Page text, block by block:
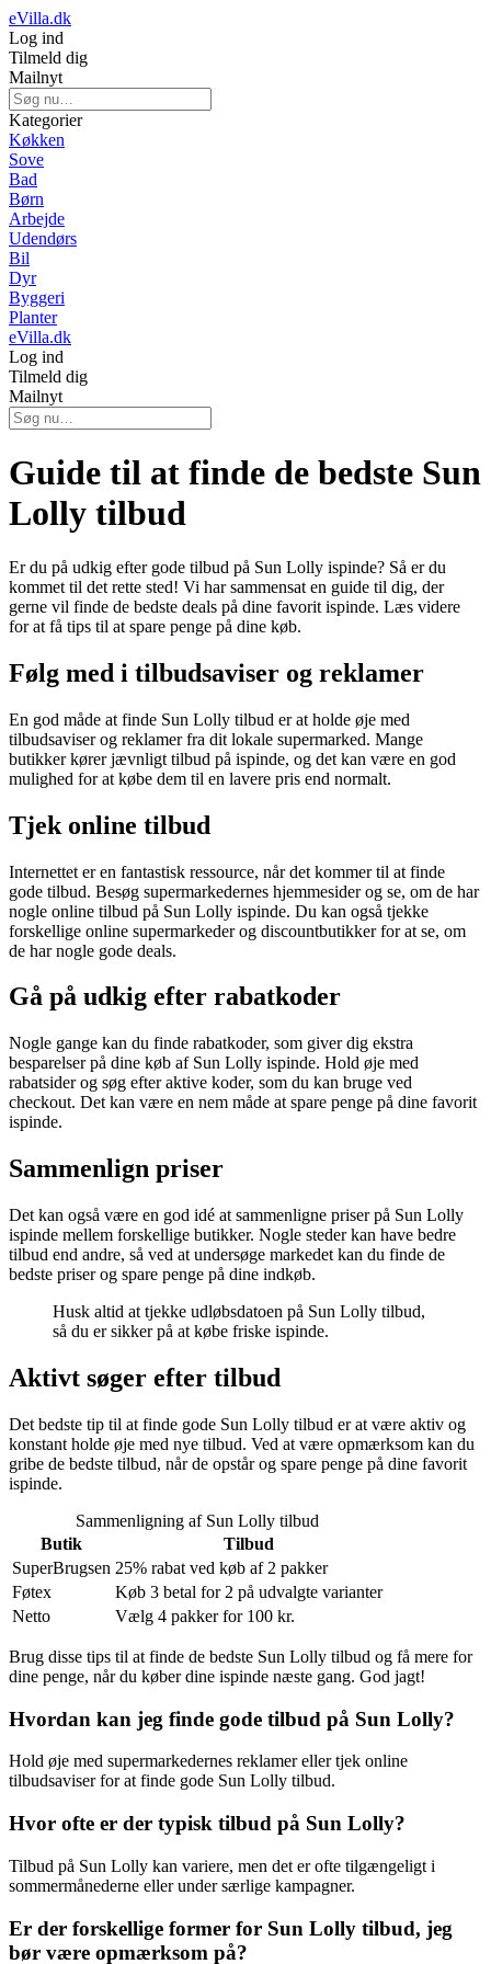
eVilla.dk
Log ind
Tilmeld dig
Mailnyt
Kategorier
Køkken
Sove
Bad
Børn
Arbejde
Udendørs
Bil
Dyr
Byggeri
Planter
eVilla.dk
Log ind
Tilmeld dig
Mailnyt
Guide til at finde de bedste Sun
Lolly tilbud
Er du på udkig efter gode tilbud på Sun Lolly ispinde? Så er du
kommet til det rette sted! Vi har sammensat en guide til dig, der
gerne vil finde de bedste deals på dine favorit ispinde. Læs videre
for at få tips til at spare penge på dine køb.
Følg med i tilbudsaviser og reklamer
En god måde at finde Sun Lolly tilbud er at holde øje med
tilbudsaviser og reklamer fra dit lokale supermarked. Mange
butikker kører jævnligt tilbud på ispinde, og det kan være en god
mulighed for at købe dem til en lavere pris end normalt.
Tjek online tilbud
Internettet er en fantastisk ressource, når det kommer til at finde
gode tilbud. Besøg supermarkedernes hjemmesider og se, om de har
nogle online tilbud på Sun Lolly ispinde. Du kan også tjekke
forskellige online supermarkeder og discountbutikker for at se, om
de har nogle gode deals.
Gå på udkig efter rabatkoder
Nogle gange kan du finde rabatkoder, som giver dig ekstra
besparelser på dine køb af Sun Lolly ispinde. Hold øje med
rabatsider og søg efter aktive koder, som du kan bruge ved
checkout. Det kan være en nem måde at spare penge på dine favorit
ispinde.
Sammenlign priser
Det kan også være en god idé at sammenligne priser på Sun Lolly
ispinde mellem forskellige butikker. Nogle steder kan have bedre
tilbud end andre, så ved at undersøge markedet kan du finde de
bedste priser og spare penge på dine indkøb.
Husk altid at tjekke udløbsdatoen på Sun Lolly tilbud,
så du er sikker på at købe friske ispinde.
Aktivt søger efter tilbud
Det bedste tip til at finde gode Sun Lolly tilbud er at være aktiv og
konstant holde øje med nye tilbud. Ved at være opmærksom kan du
gribe de bedste tilbud, når de opstår og spare penge på dine favorit
ispinde.
Sammenligning af Sun Lolly tilbud
Butik
Tilbud
SuperBrugsen 25% rabat ved køb af 2 pakker
Føtex
Køb 3 betal for 2 på udvalgte varianter
Netto
Vælg 4 pakker for 100 kr.
Brug disse tips til at finde de bedste Sun Lolly tilbud og få mere for
dine penge, når du køber dine ispinde næste gang. God jagt!
Hvordan kan jeg finde gode tilbud på Sun Lolly?
Hold øje med supermarkedernes reklamer eller tjek online
tilbudsaviser for at finde gode Sun Lolly tilbud.
Hvor ofte er der typisk tilbud på Sun Lolly?
Tilbud på Sun Lolly kan variere, men det er ofte tilgængeligt i
sommermånederne eller under særlige kampagner.
Er der forskellige former for Sun Lolly tilbud, jeg
bør være opmærksom på?